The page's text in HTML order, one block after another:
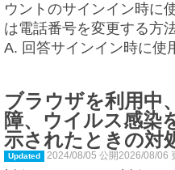
ウントのサインイン時に
は電話番号を変更する方
A. 回答サインイン時に使
ブラウザを利用中
障、ウイルス感染
示されたときの対
Updated 2024/08/05 公開2026/08/06